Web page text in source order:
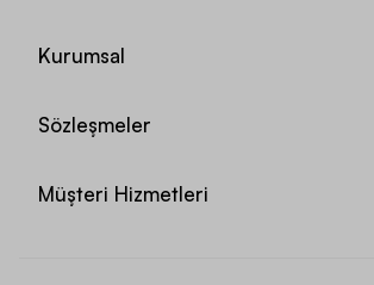
Kurumsal
Sözleşmeler
Müşteri Hizmetleri